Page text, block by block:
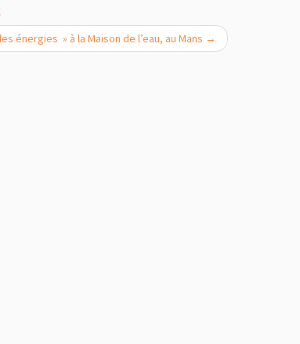
énergies » à la Maison de l’eau, au Mans →